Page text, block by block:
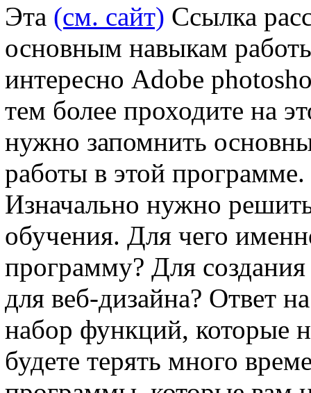
Эта (см. сайт) Ссылка
основным навыкам
интересно Adobe
тем более проходите на
нужно запомнить
работы в этой программе.
Изначально нужно
обучения. Для чего
программу? Для
для веб-дизайна? Ответ
набор функций, которые
будете терять много